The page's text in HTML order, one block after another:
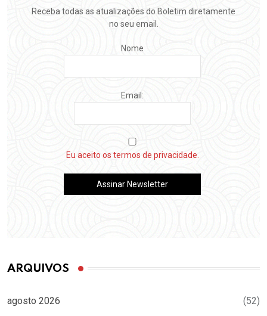
Receba todas as atualizações do Boletim diretamente
no seu email.
Nome
Email:
Eu aceito os termos de privacidade.
ARQUIVOS
agosto 2026 (52)